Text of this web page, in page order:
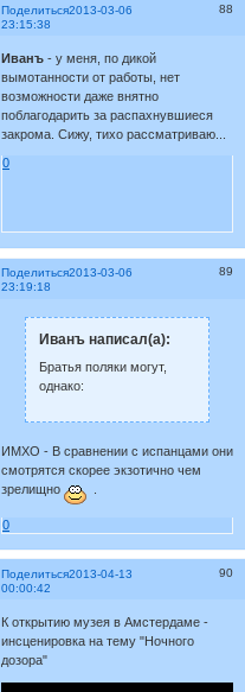
Поделиться 88
2013-03-06
23:15:38
Иванъ - у меня, по дикой
вымотанности от работы, нет
возможности даже внятно
поблагодарить за распахнувшиеся
закрома. Сижу, тихо рассматриваю...
0
Поделиться 89
2013-03-06
23:19:18
Иванъ написал(а):
Братья поляки могут,
однако:
ИМХО - В сравнении с испанцами они
смотрятся скорее экзотично чем
зрелищно
0
Поделиться 90
2013-04-13
00:00:42
К открытию музея в Амстердаме -
инсценировка на тему "Ночного
дозора"